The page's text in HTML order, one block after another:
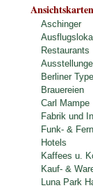
Aschinger
Restaurants
Berliner
Brauereien
Carl Mampe
Fabrik und
Funk- &
Hotels
Kaffees u.
Kauf- &
Luna Park